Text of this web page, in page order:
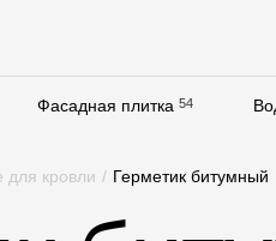
Фасадная плитка 54
кровли / Герметик битумный